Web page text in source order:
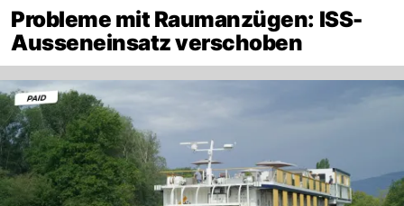
Probleme mit Raumanzügen: ISS-
Ausseneinsatz verschoben